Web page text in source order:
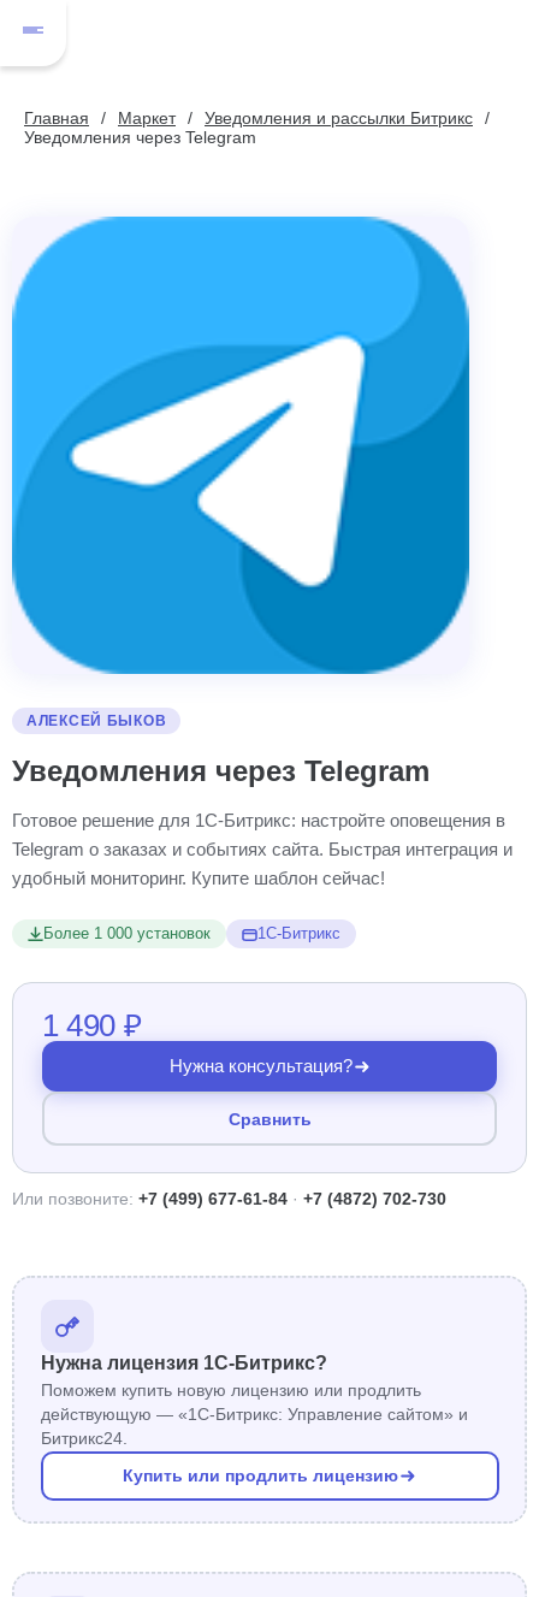
Главная Маркет
Уведомления и рассылки Битрикс
Уведомления через Telegram
АЛЕКСЕЙ БЫКОВ
Уведомления через Telegram
Готовое решение для 1С-Битрикс: настройте оповещения в
Telegram о заказах и событиях сайта. Быстрая интеграция и
удобный мониторинг. Купите шаблон сейчас!
Более 1 000 установок 1С-Битрикс
1 490 ₽
Нужна консультация?
Сравнить
Или позвоните: +7 (499) 677-61-84 · +7 (4872) 702-730
Нужна лицензия 1С-Битрикс?
Поможем купить новую лицензию или продлить
действующую — «1С-Битрикс: Управление сайтом» и
Битрикс24.
Купить или продлить лицензию